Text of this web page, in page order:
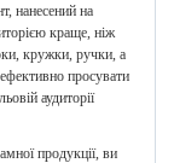
нанесений на
краще, ніж
кружки, ручки, а
просувати
аудиторії
продукції, ви